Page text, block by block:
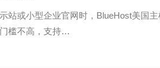
站或小型企业官网时，BlueHost美国
槛不高，支持…